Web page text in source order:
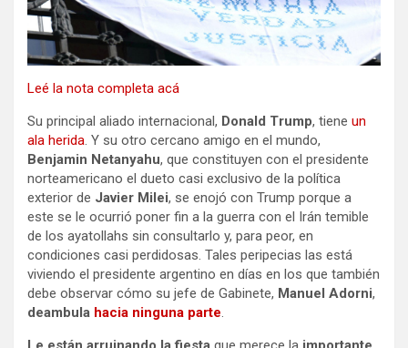
Leé la nota completa acá
Su principal aliado internacional, Donald Trump, tiene un
ala herida. Y su otro cercano amigo en el mundo,
Benjamin Netanyahu, que constituyen con el presidente
norteamericano el dueto casi exclusivo de la política
exterior de Javier Milei, se enojó con Trump porque a
este se le ocurrió poner fin a la guerra con el Irán temible
de los ayatollahs sin consultarlo y, para peor, en
condiciones casi perdidosas. Tales peripecias las está
viviendo el presidente argentino en días en los que también
debe observar cómo su jefe de Gabinete, Manuel Adorni,
deambula hacia ninguna parte.